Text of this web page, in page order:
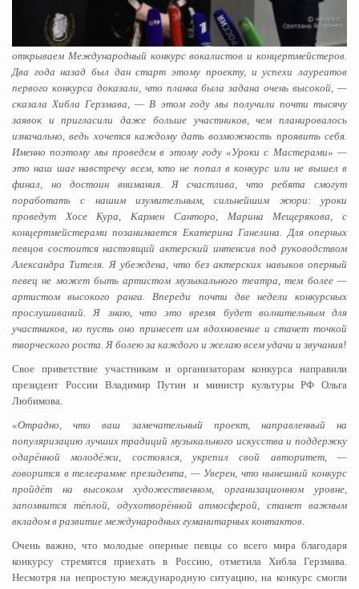
открываем Международный конкурс вокалистов и концертмейстеров.
Два года назад был дан старт этому проекту, и успехи лауреатов
первого конкурса доказали, что планка была задана очень высокой, —
сказала Хибла Герзмава, — В этом году мы получили почти тысячу
заявок и пригласили даже больше участников, чем планировалось
изначально, ведь хочется каждому дать возможность проявить себя.
Именно поэтому мы проведем в этому году «Уроки с Мастерами» —
это наш шаг навстречу всем, кто не попал в конкурс или не вышел в
финал, но достоин внимания. Я счастлива, что ребята смогут
поработать с нашим изумительным, сильнейшим жюри: уроки
проведут Хосе Кура, Кармен Санторо, Марина Мещерякова, с
концертмейстерами позанимается Екатерина Ганелина. Для оперных
певцов состоится настоящий актерский интенсив под руководством
Александра Тителя. Я убеждена, что без актерских навыков оперный
певец не может быть артистом музыкального театра, тем более —
артистом высокого ранга. Впереди почти две недели конкурсных
прослушиваний. Я знаю, что это время будет волнительным для
участников, но пусть оно принесет им вдохновение и станет точкой
творческого роста. Я болею за каждого и желаю всем удачи и звучания!
Свое приветствие участникам и организаторам конкурса направили
президент России Владимир Путин и министр культуры РФ Ольга
Любимова.
«Отрадно, что ваш замечательный проект, направленный на
популяризацию лучших традиций музыкального искусства и поддержку
одарённой молодёжи, состоялся, укрепил свой авторитет, —
говорится в телеграмме президента, — Уверен, что нынешний конкурс
пройдёт на высоком художественном, организационном уровне,
запомнится тёплой, одухотворённой атмосферой, станет важным
вкладом в развитие международных гуманитарных контактов.
Очень важно, что молодые оперные певцы со всего мира благодаря
конкурсу стремятся приехать в Россию, отметила Хибла Герзмава.
Несмотря на непростую международную ситуацию, на конкурс смогли